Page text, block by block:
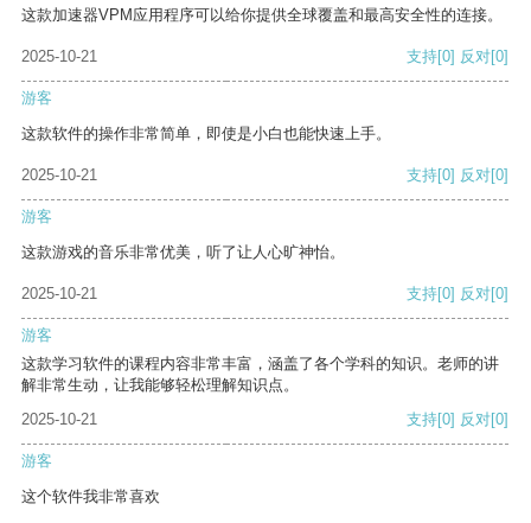
这款加速器VPM应用程序可以给你提供全球覆盖和最高安全性的连接。
2025-10-21 支持[0] 反对[0]
游客
这款软件的操作非常简单，即使是小白也能快速上手。
2025-10-21 支持[0] 反对[0]
游客
这款游戏的音乐非常优美，听了让人心旷神怡。
2025-10-21 支持[0] 反对[0]
游客
这款学习软件的课程内容非常丰富，涵盖了各个学科的知识。老师的讲
解非常生动，让我能够轻松理解知识点。
2025-10-21
支持[0] 反对[0]
游客
这个软件我非常喜欢